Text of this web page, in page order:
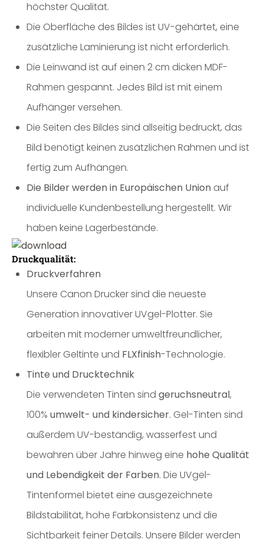
höchster Qualität.
Die Oberfläche des Bildes ist UV-gehärtet, eine
zusätzliche Laminierung ist nicht erforderlich.
Die Leinwand ist auf einen 2 cm dicken MDF-
Rahmen gespannt. Jedes Bild ist mit einem
Aufhänger versehen.
Die Seiten des Bildes sind allseitig bedruckt, das
Bild benötigt keinen zusätzlichen Rahmen und ist
fertig zum Aufhängen.
Die Bilder werden in Europäischen Union auf
individuelle Kundenbestellung hergestellt. Wir
haben keine Lagerbestände.
Druckqualität:
Druckverfahren
Unsere Canon Drucker sind die neueste
Generation innovativer UVgel-Plotter. Sie
arbeiten mit moderner umweltfreundlicher,
flexibler Geltinte und FLXfinish-Technologie.
Tinte und Drucktechnik
Die verwendeten Tinten sind geruchsneutral,
100% umwelt- und kindersicher. Gel-Tinten sind
außerdem UV-beständig, wasserfest und
bewahren über Jahre hinweg eine hohe Qualität
und Lebendigkeit der Farben. Die UVgel-
Tintenformel bietet eine ausgezeichnete
Bildstabilität, hohe Farbkonsistenz und die
Sichtbarkeit feiner Details. Unsere Bilder werden